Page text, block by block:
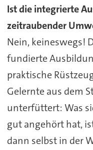
Ist die integrierte
zeitraubender
Nein, keineswegs!
fundierte
praktische
Gelernte aus dem
unterfüttert: Was
gut angehört hat,
dann selbst in der